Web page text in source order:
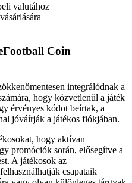
valutához
Coin
integrálódnak a
hogy közvetlenül a játék
érvényes kódot beírtak, a
jóváírják a játékos fiókjában.
hogy aktívan
promóciók során, elősegítve a
A játékosok az
csapataik